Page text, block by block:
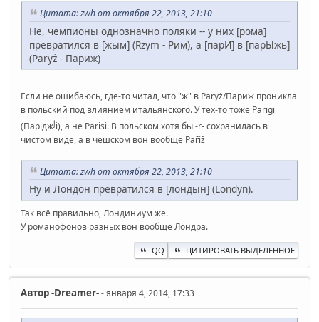
Цитата: zwh от октября 22, 2013, 21:10
Не, чемпионы однозначно поляки -- у них [рома]
превратился в [жым] (Rzym - Рим), а [парИ] в [парЫжь]
(Paryż - Париж)
Если не ошибаюсь, где-то читал, что "ж" в Paryż/Париж проникла
в польский под влиянием итальянского. У тех-то тоже Parigi
(Паріджjі), а не Parisi. В польском хотя бы -r- сохранилась в
чистом виде, а в чешском вон вообще Paříž
Цитата: zwh от октября 22, 2013, 21:10
Ну и Лондон превратился в [лондын] (Londyn).
Так всё правильно, Лондиниум же.
У романофонов разных вон вообще Лондра.
QQ ЦИТИРОВАТЬ ВЫДЕЛЕННОЕ
Автор-Dreamer-- января 4, 2014, 17:33